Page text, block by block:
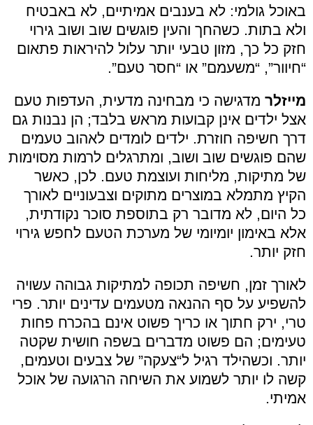
באוכל גולמי: לא בענבים אמיתיים, לא באבטיח
ולא בתות. כשהחך והעין פוגשים שוב ושוב גירוי
חזק כל כך, מזון טבעי יותר עלול להיראות פתאום
“חיוור”, “משעמם” או “חסר טעם”.
מייזלר מדגישה כי מבחינה מדעית, העדפות טעם
אצל ילדים אינן קבועות מראש בלבד; הן נבנות גם
דרך חשיפה חוזרת. ילדים לומדים לאהוב טעמים
שהם פוגשים שוב ושוב, ומתרגלים לרמות מסוימות
של מתיקות, מליחות ועוצמת טעם. לכן, כאשר
הקיץ מתמלא במוצרים מתוקים וצבעוניים לאורך
כל היום, לא מדובר רק בתוספת סוכר נקודתית,
אלא באימון יומיומי של מערכת הטעם לחפש גירוי
חזק יותר.
לאורך זמן, חשיפה תכופה למתיקות גבוהה עשויה
להשפיע על סף ההנאה מטעמים עדינים יותר. פרי
טרי, ירק חתוך או כריך פשוט אינם בהכרח פחות
טעימים; הם פשוט מדברים בשפה חושית שקטה
יותר. וכשהילד רגיל ל“צעקה” של צבעים וטעמים,
קשה לו יותר לשמוע את השיחה הרגועה של אוכל
אמיתי.